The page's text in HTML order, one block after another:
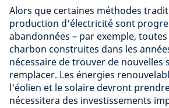
Alors que certaines méthodes
production d'électricité sont
abandonnées – par exemple,
charbon construites dans les
nécessaire de trouver de nouvelles
remplacer. Les énergies
l'éolien et le solaire devront
nécessitera des investissements